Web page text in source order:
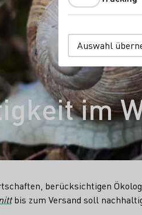
im
berücksichtigen
bis zum Versand soll
Auswahl